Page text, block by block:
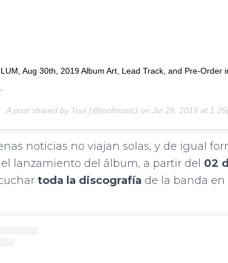
Aug 30th, 2019 Album Art, Lead Track, and Pre-Order
A post shared by Tool (@toolmusic) on Jul 29, 2019 at
noticias no viajan solas, y de igual
lanzamiento del álbum, a partir del 02
toda la discografía de la banda